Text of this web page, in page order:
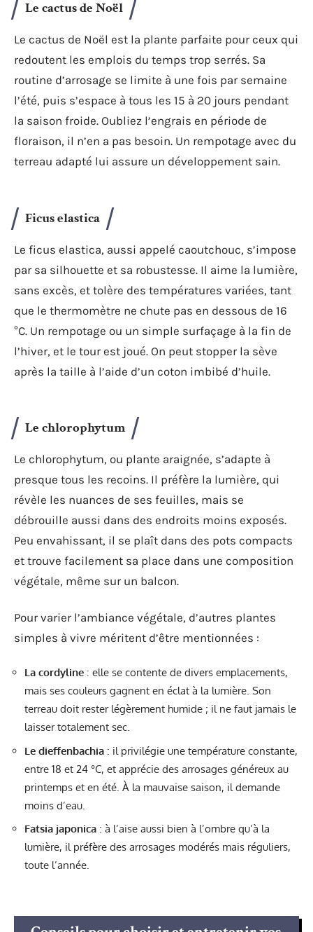
Le cactus de Noël
Le cactus de Noël est la plante parfaite pour ceux qui
redoutent les emplois du temps trop serrés. Sa
routine d’arrosage se limite à une fois par semaine
l’été, puis s’espace à tous les 15 à 20 jours pendant
la saison froide. Oubliez l’engrais en période de
floraison, il n’en a pas besoin. Un rempotage avec du
terreau adapté lui assure un développement sain.
Ficus elastica
Le ficus elastica, aussi appelé caoutchouc, s’impose
par sa silhouette et sa robustesse. Il aime la lumière,
sans excès, et tolère des températures variées, tant
que le thermomètre ne chute pas en dessous de 16
°C. Un rempotage ou un simple surfaçage à la fin de
l’hiver, et le tour est joué. On peut stopper la sève
après la taille à l’aide d’un coton imbibé d’huile.
Le chlorophytum
Le chlorophytum, ou plante araignée, s’adapte à
presque tous les recoins. Il préfère la lumière, qui
révèle les nuances de ses feuilles, mais se
débrouille aussi dans des endroits moins exposés.
Peu envahissant, il se plaît dans des pots compacts
et trouve facilement sa place dans une composition
végétale, même sur un balcon.
Pour varier l’ambiance végétale, d’autres plantes
simples à vivre méritent d’être mentionnées :
La cordyline : elle se contente de divers emplacements,
mais ses couleurs gagnent en éclat à la lumière. Son
terreau doit rester légèrement humide ; il ne faut jamais le
laisser totalement sec.
Le dieffenbachia : il privilégie une température constante,
entre 18 et 24 °C, et apprécie des arrosages généreux au
printemps et en été. À la mauvaise saison, il demande
moins d’eau.
Fatsia japonica : à l’aise aussi bien à l’ombre qu’à la
lumière, il préfère des arrosages modérés mais réguliers,
toute l’année.